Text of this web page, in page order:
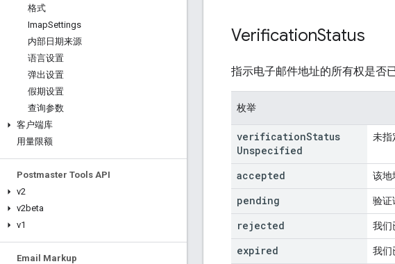
格式
ImapSettings
内部日期来源
语言设置
弹出设置
假期设置
查询参数
客户端库
用量限额
Postmaster Tools API
v2
v2beta
v1
Email Markup
VerificationStatus
指示电子邮件地址的所有权是否
枚举
verificationStatus
Unspecified
未指
accepted 该地
pending 验证
rejected 我们
expired 我们